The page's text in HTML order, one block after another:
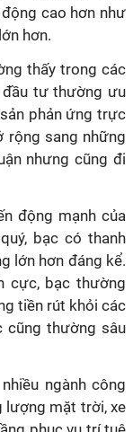
cao hơn như
hơn.
thấy trong các
đầu tư thường ưu
phản ứng trực
rộng sang những
nhưng cũng đi
động mạnh của
bạc có thanh
lớn hơn đáng kể.
cực, bạc thường
tiền rút khỏi các
cũng thường sâu
ngành công
lượng mặt trời, xe